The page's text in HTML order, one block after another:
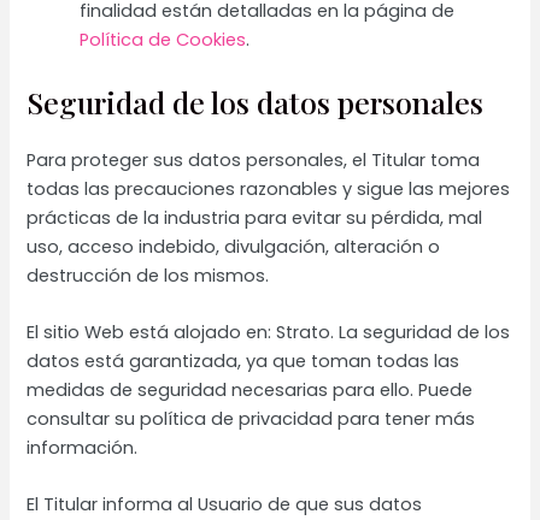
finalidad están detalladas en la página de
Política de Cookies.
Seguridad de los datos personales
Para proteger sus datos personales, el Titular toma
todas las precauciones razonables y sigue las mejores
prácticas de la industria para evitar su pérdida, mal
uso, acceso indebido, divulgación, alteración o
destrucción de los mismos.
El sitio Web está alojado en: Strato. La seguridad de los
datos está garantizada, ya que toman todas las
medidas de seguridad necesarias para ello. Puede
consultar su política de privacidad para tener más
información.
El Titular informa al Usuario de que sus datos